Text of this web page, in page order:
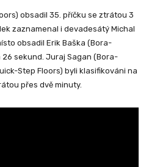
obsadil 35. příčku se ztrátou 3
zaznamenal i devadesátý Michal
obsadil Erik Baška (Bora-
sekund. Juraj Sagan (Bora-
Step Floors) byli klasifikováni na
přes dvě minuty.